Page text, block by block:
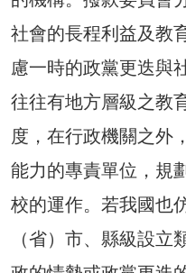
社會的長程利益及教
慮一時的政黨更迭與
往往有地方層級之教
度，在行政機關之外
能力的專責單位，規
校的運作。若我國也
（省）市、縣級設